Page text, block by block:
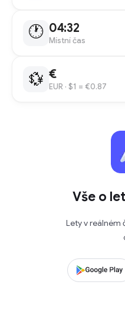
🕐 04:32
Místní čas
💱 €
EUR · $1 = €0.87
Vše o
Lety v reálném